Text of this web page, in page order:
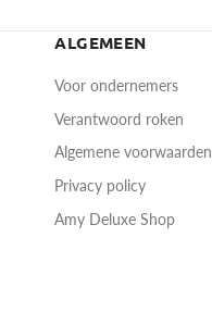
ALGEMEEN
Voor ondernemers
Verantwoord roken
Algemene voorwaarden
Privacy policy
Amy Deluxe Shop